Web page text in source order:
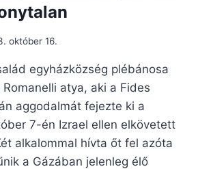
október 16.
egyházközség plébánosa
atya, aki a Fides
aggodalmát fejezte ki a
7-én Izrael ellen elkövetett
alkalommal hívta őt fel azóta
a Gázában jelenleg élő